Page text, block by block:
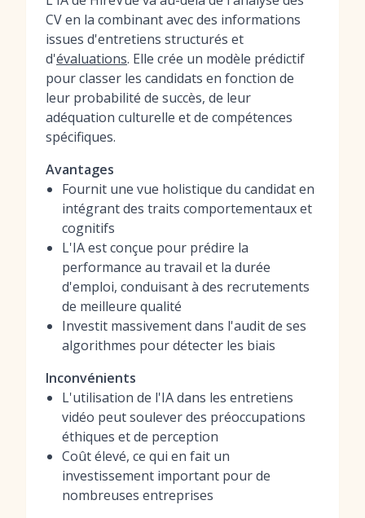
CV en la combinant avec des informations
issues d'entretiens structurés et
d'évaluations. Elle crée un modèle prédictif
pour classer les candidats en fonction de
leur probabilité de succès, de leur
adéquation culturelle et de compétences
spécifiques.
Avantages
Fournit une vue holistique du candidat en
intégrant des traits comportementaux et
cognitifs
L'IA est conçue pour prédire la
performance au travail et la durée
d'emploi, conduisant à des recrutements
de meilleure qualité
Investit massivement dans l'audit de ses
algorithmes pour détecter les biais
Inconvénients
L'utilisation de l'IA dans les entretiens
vidéo peut soulever des préoccupations
éthiques et de perception
Coût élevé, ce qui en fait un
investissement important pour de
nombreuses entreprises